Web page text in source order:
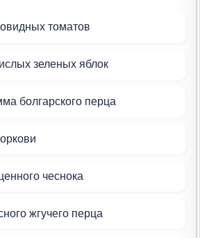
томатов
зеленых яблок
болгарского перца
чеснока
жгучего перца